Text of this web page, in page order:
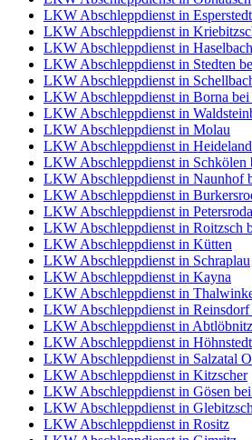
LKW Abschleppdienst in
LKW Abschleppdienst in
LKW Abschleppdienst in
LKW Abschleppdienst in Stedten
LKW Abschleppdienst in
LKW Abschleppdienst in Borna
LKW Abschleppdienst in
LKW Abschleppdienst in Molau
LKW Abschleppdienst in
LKW Abschleppdienst in Schkölen
LKW Abschleppdienst in Naunhof
LKW Abschleppdienst in
LKW Abschleppdienst in Petersroda
LKW Abschleppdienst in Roitzsch
LKW Abschleppdienst in Kütten
LKW Abschleppdienst in Schraplau
LKW Abschleppdienst in Kayna
LKW Abschleppdienst in
LKW Abschleppdienst in
LKW Abschleppdienst in Abtlöbnitz
LKW Abschleppdienst in Höhnstedt
LKW Abschleppdienst in Salzatal
LKW Abschleppdienst in Kitzscher
LKW Abschleppdienst in Gösen
LKW Abschleppdienst in Glebitzsch
LKW Abschleppdienst in Rositz